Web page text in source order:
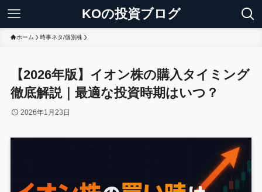
KOの投資ブログ
ホーム 時事ネタ/個別株
【2026年版】イオン株の購入タイミング
徹底解説｜最適な投資時期はいつ？
2026年1月23日